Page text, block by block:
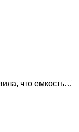
что емкость…